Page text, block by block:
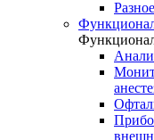
Разное